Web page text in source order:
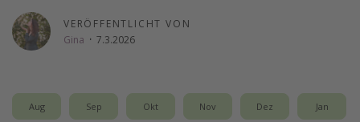
Singlereisen
Strandurlaub
Hotels in Amsterdam
VERÖFFENTLICHT VON
Gina · 7.3.2026
Aug Sep Okt Nov Dez Jan